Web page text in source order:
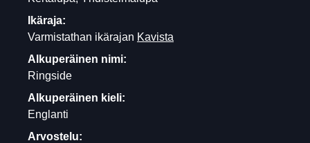
Ikäraja:
Varmistathan ikärajan Kavista
Alkuperäinen nimi:
Ringside
Alkuperäinen kieli:
Englanti
Arvostelu: